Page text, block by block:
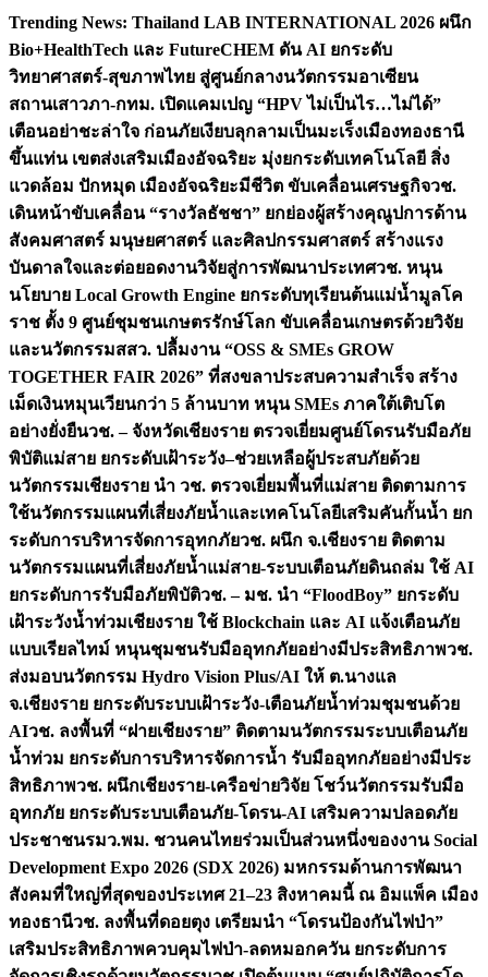
Skip
content
Trending News: Thailand LAB INTERNATIONAL 2026 ผนึก
Bio+HealthTech และ FutureCHEM ดัน AI ยกระดับ
วิทยาศาสตร์-สุขภาพไทย สู่ศูนย์กลางนวัตกรรมอาเซียน
สถานเสาวภา-กทม. เปิดแคมเปญ “HPV ไม่เป็นไร…ไม่ได้”
เตือนอย่าชะล่าใจ ก่อนภัยเงียบลุกลามเป็นมะเร็งเมืองทองธานี
ขึ้นแท่น เขตส่งเสริมเมืองอัจฉริยะ มุ่งยกระดับเทคโนโลยี สิ่ง
แวดล้อม ปักหมุด เมืองอัจฉริยะมีชีวิต ขับเคลื่อนเศรษฐกิจวช.
เดินหน้าขับเคลื่อน “รางวัลธัชชา” ยกย่องผู้สร้างคุณูปการด้าน
สังคมศาสตร์ มนุษยศาสตร์ และศิลปกรรมศาสตร์ สร้างแรง
บันดาลใจและต่อยอดงานวิจัยสู่การพัฒนาประเทศวช. หนุน
นโยบาย Local Growth Engine ยกระดับทุเรียนต้นแม่น้ำมูลโค
ราช ตั้ง 9 ศูนย์ชุมชนเกษตรรักษ์โลก ขับเคลื่อนเกษตรด้วยวิจัย
และนวัตกรรมสสว. ปลื้มงาน “OSS & SMEs GROW
TOGETHER FAIR 2026” ที่สงขลาประสบความสำเร็จ สร้าง
เม็ดเงินหมุนเวียนกว่า 5 ล้านบาท หนุน SMEs ภาคใต้เติบโต
อย่างยั่งยืนวช. – จังหวัดเชียงราย ตรวจเยี่ยมศูนย์โดรนรับมือภัย
พิบัติแม่สาย ยกระดับเฝ้าระวัง–ช่วยเหลือผู้ประสบภัยด้วย
นวัตกรรมเชียงราย นำ วช. ตรวจเยี่ยมพื้นที่แม่สาย ติดตามการ
ใช้นวัตกรรมแผนที่เสี่ยงภัยน้ำและเทคโนโลยีเสริมคันกั้นน้ำ ยก
ระดับการบริหารจัดการอุทกภัยวช. ผนึก จ.เชียงราย ติดตาม
นวัตกรรมแผนที่เสี่ยงภัยน้ำแม่สาย-ระบบเตือนภัยดินถล่ม ใช้ AI
ยกระดับการรับมือภัยพิบัติวช. – มช. นำ “FloodBoy” ยกระดับ
เฝ้าระวังน้ำท่วมเชียงราย ใช้ Blockchain และ AI แจ้งเตือนภัย
แบบเรียลไทม์ หนุนชุมชนรับมืออุทกภัยอย่างมีประสิทธิภาพวช.
ส่งมอบนวัตกรรม Hydro Vision Plus/AI ให้ ต.นางแล
จ.เชียงราย ยกระดับระบบเฝ้าระวัง-เตือนภัยน้ำท่วมชุมชนด้วย
AIวช. ลงพื้นที่ “ฝายเชียงราย” ติดตามนวัตกรรมระบบเตือนภัย
น้ำท่วม ยกระดับการบริหารจัดการน้ำ รับมืออุทกภัยอย่างมีประ
สิทธิภาพวช. ผนึกเชียงราย-เครือข่ายวิจัย โชว์นวัตกรรมรับมือ
อุทกภัย ยกระดับระบบเตือนภัย-โดรน-AI เสริมความปลอดภัย
ประชาชนรมว.พม. ชวนคนไทยร่วมเป็นส่วนหนึ่งของงาน Social
Development Expo 2026 (SDX 2026) มหกรรมด้านการพัฒนา
สังคมที่ใหญ่ที่สุดของประเทศ 21–23 สิงหาคมนี้ ณ อิมแพ็ค เมือง
ทองธานีวช. ลงพื้นที่ดอยตุง เตรียมนำ “โดรนป้องกันไฟป่า”
เสริมประสิทธิภาพควบคุมไฟป่า-ลดหมอกควัน ยกระดับการ